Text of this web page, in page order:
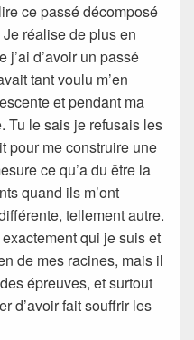
ce passé décomposé
réalise de plus en
j’ai d’avoir un passé
tant voulu m’en
et pendant ma
Tu le sais je refusais les
pour me construire une
ce qu’a du être la
quand ils m’ont
tellement autre.
qui je suis et
de mes racines, mais il
épreuves, et surtout
d’avoir fait souffrir les